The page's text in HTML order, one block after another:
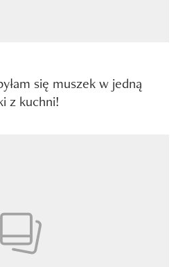
się muszek w jedną
z kuchni!